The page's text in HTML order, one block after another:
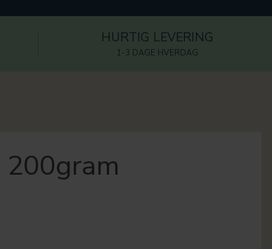
HURTIG LEVERING
1-3 DAGE HVERDAG